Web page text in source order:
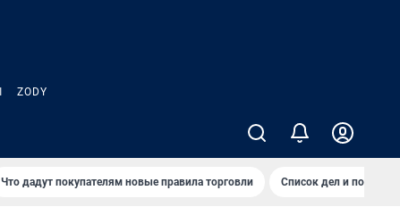
ZODY
Что дадут покупателям новые правила торговли Список дел и покупок